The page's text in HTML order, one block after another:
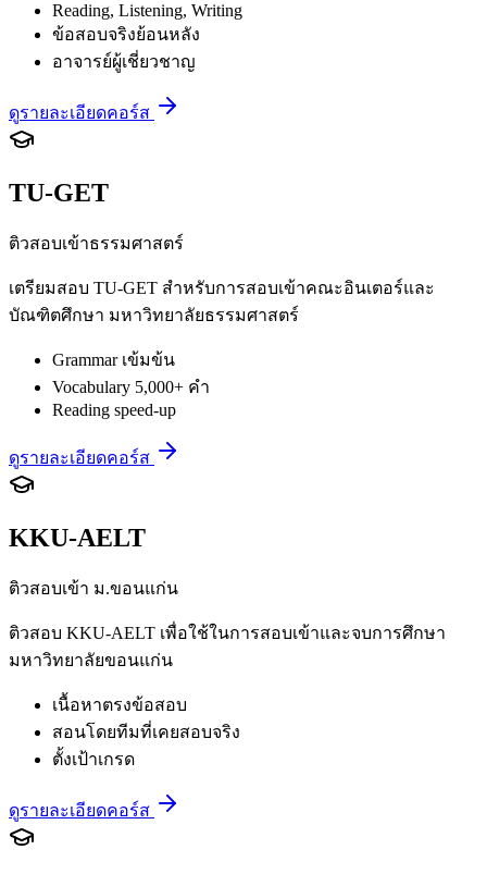
Reading, Listening, Writing
ข้อสอบจริงย้อนหลัง
อาจารย์ผู้เชี่ยวชาญ
ดูรายละเอียดคอร์ส
TU-GET
ติวสอบเข้าธรรมศาสตร์
เตรียมสอบ TU-GET สำหรับการสอบเข้าคณะอินเตอร์และ
บัณฑิตศึกษา มหาวิทยาลัยธรรมศาสตร์
Grammar เข้มข้น
Vocabulary 5,000+ คำ
Reading speed-up
ดูรายละเอียดคอร์ส
KKU-AELT
ติวสอบเข้า ม.ขอนแก่น
ติวสอบ KKU-AELT เพื่อใช้ในการสอบเข้าและจบการศึกษา
มหาวิทยาลัยขอนแก่น
เนื้อหาตรงข้อสอบ
สอนโดยทีมที่เคยสอบจริง
ตั้งเป้าเกรด
ดูรายละเอียดคอร์ส